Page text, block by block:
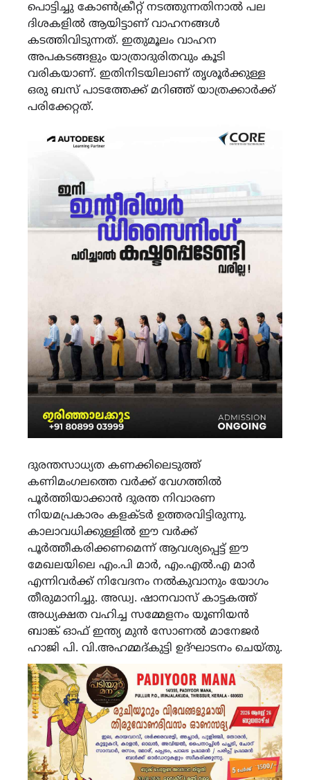
പൊട്ടിച്ചു കോൺക്രീറ്റ് നടത്തുന്നതിനാൽ പല
ദിശകളിൽ ആയിട്ടാണ് വാഹനങ്ങൾ
കടത്തിവിടുന്നത്. ഇതുമൂലം വാഹന
അപകടങ്ങളും യാത്രാദുരിതവും കൂടി
വരികയാണ്. ഇതിനിടയിലാണ് തൃശൂർക്കുള്ള
ഒരു ബസ് പാടത്തേക്ക് മറിഞ്ഞ് യാത്രക്കാർക്ക്
പരിക്കേറ്റത്.
ദുരന്തസാധ്യത കണക്കിലെടുത്ത്
കണിമംഗലത്തെ വർക്ക് വേഗത്തിൽ
പൂർത്തിയാക്കാൻ ദുരന്ത നിവാരണ
നിയമപ്രകാരം കളക്ടർ ഉത്തരവിട്ടിരുന്നു.
കാലാവധിക്കുള്ളിൽ ഈ വർക്ക്
പൂർത്തീകരിക്കണമെന്ന് ആവശ്യപ്പെട്ട് ഈ
മേഖലയിലെ എം.പി മാർ, എം.എൽ.എ മാർ
എന്നിവർക്ക് നിവേദനം നൽകുവാനും യോഗം
തീരുമാനിച്ചു. അഡ്വ. ഷാനവാസ് കാട്ടകത്ത്
അധ്യക്ഷത വഹിച്ച സമ്മേളനം യൂണിയൻ
ബാങ്ക് ഓഫ് ഇന്ത്യ മുൻ സോണൽ മാനേജർ
ഹാജി പി. വി.അഹമ്മദ്കുട്ടി ഉദ്ഘാടനം ചെയ്തു.